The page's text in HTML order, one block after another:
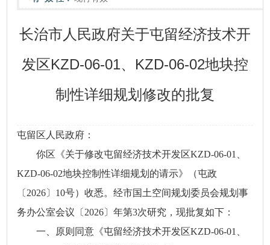
长治市人民政府关于屯留经济技术开
发区KZD-06-01、KZD-06-02地块控
制性详细规划修改的批复
屯留区人民政府：
你区《关于修改屯留经济技术开发区KZD-06-01、
KZD-06-02地块控制性详细规划的请示》（屯政
〔2026〕10号）收悉。经市国土空间规划委员会规划事
务办公室会议〔2026〕年第3次研究，现批复如下：
一、原则同意《屯留经济技术开发区KZD-06-01、